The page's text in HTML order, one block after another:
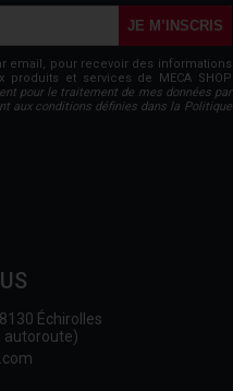
JE M’INSCRIS
email, pour recevoir des informations
produits et services de MECA SHOP
pour le traitement de mes données par
aux conditions définies dans la Politique
Échirolles
autoroute)